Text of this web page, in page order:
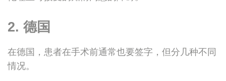
2. 德国
在德国，患者在手术前通常也要签字，但分几种不同
情况。